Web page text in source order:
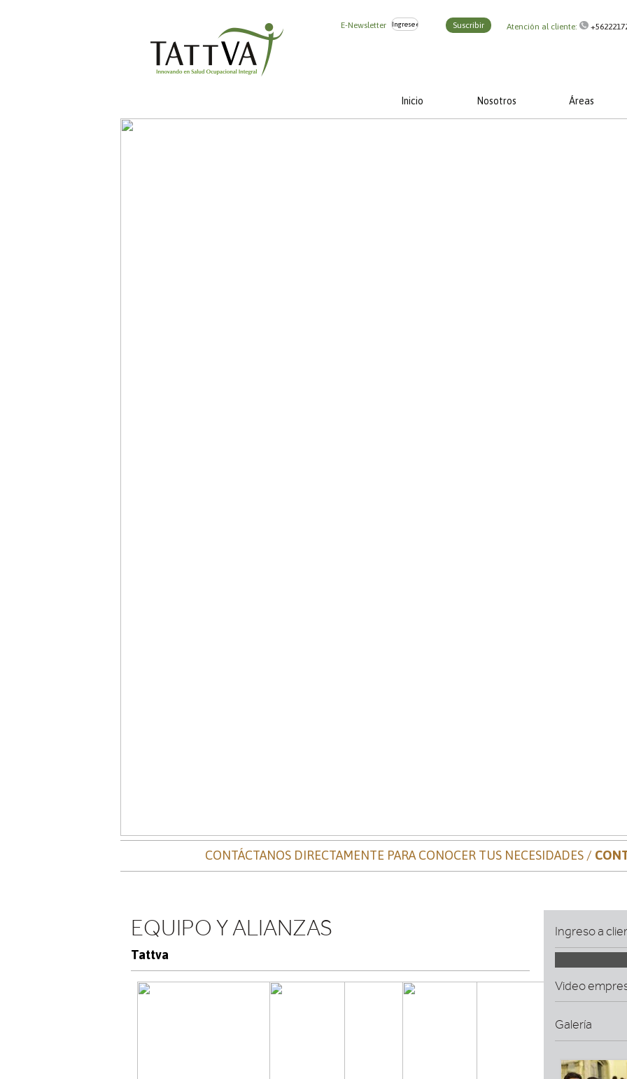
E-Newsletter Suscribir Atención al cliente:
Inicio Nosotros Áreas
CONTÁCTANOS DIRECTAMENTE PARA CONOCER TUS NECESIDADES /
EQUIPO Y ALIANZAS
Tattva
Ingreso a
Video
Galería